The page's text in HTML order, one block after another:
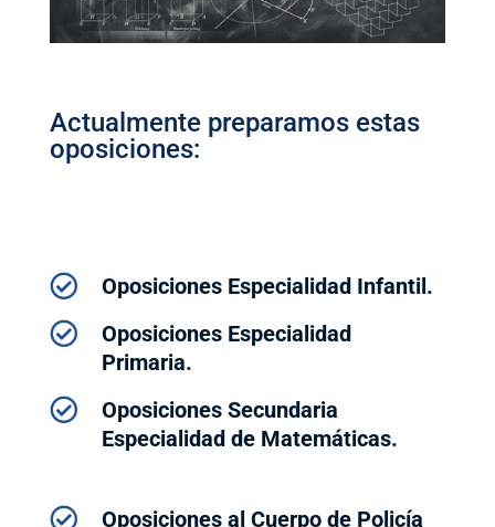
Actualmente preparamos estas
oposiciones:
 Oposiciones Especialidad Infantil.

Oposiciones Especialidad
Primaria.

Oposiciones Secundaria
Especialidad de Matemáticas.

Oposiciones al Cuerpo de Policía